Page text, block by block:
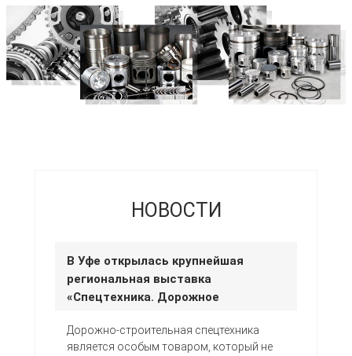
НОВОСТИ
В Уфе открылась крупнейшая
региональная выставка
«Спецтехника. Дорожное
Дорожно-строительная спецтехника
является особым товаром, который не